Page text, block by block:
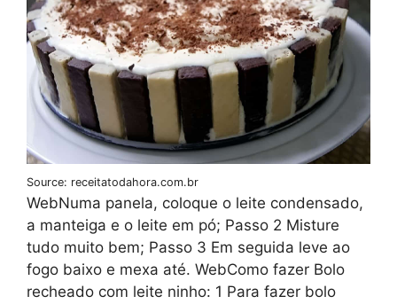
Source: receitatodahora.com.br
WebNuma panela, coloque o leite condensado,
a manteiga e o leite em pó; Passo 2 Misture
tudo muito bem; Passo 3 Em seguida leve ao
fogo baixo e mexa até. WebComo fazer Bolo
recheado com leite ninho: 1 Para fazer bolo